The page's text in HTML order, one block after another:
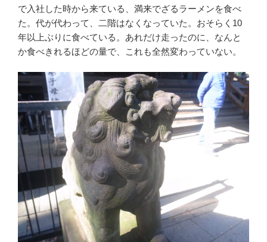
で入社した時から来ている、満来でざるラーメンを食べ
た。代が代わって、二階はなくなっていた。おそらく10
年以上ぶりに食べている。あれだけ走ったのに、なんと
か食べきれるほどの量で、これも全然変わっていない。